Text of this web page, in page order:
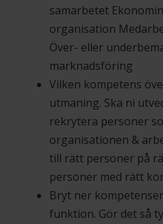
samarbetet
organisation
Över- eller
marknadsföring
Vilken kompetens
utmaning. Ska ni
rekrytera personer
organisationen &
till rätt personer på
personer med rätt
Bryt ner
funktion. Gör det så